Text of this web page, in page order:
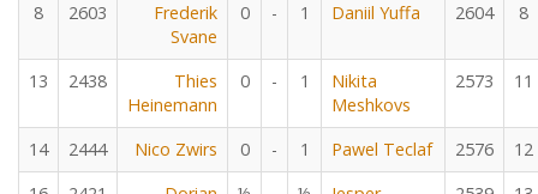
8
2603
Frederik
Svane
0 - 1 Daniil Yuffa 2604 8
13 2438
Thies
Heinemann
0 - 1
Nikita
Meshkovs
2573 11
14 2444 Nico Zwirs 0 - 1 Pawel Teclaf 2576
12